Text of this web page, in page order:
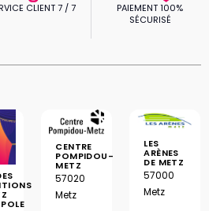
CLIENT 7 / 7
PAIEMENT 100%
SÉCURISÉ
CENTRE
POMPIDOU-
METZ
57020
Metz
LES
ARÈNES
DE METZ
57000
Metz